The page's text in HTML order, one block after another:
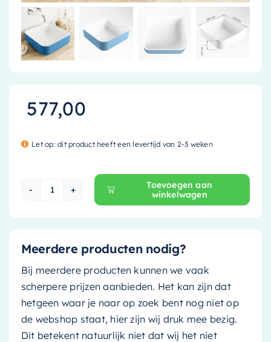
577,00
Let op: dit product heeft een levertijd van 2-3 weken
Mondiaz Waskom Binx - solid surface - 36cm
Toevoegen aan
winkelwagen
Meerdere producten nodig?
Bij meerdere producten kunnen we vaak
scherpere prijzen aanbieden. Het kan zijn dat
hetgeen waar je naar op zoek bent nog niet op
de webshop staat, hier zijn wij druk mee bezig.
Dit betekent natuurlijk niet dat wij het niet